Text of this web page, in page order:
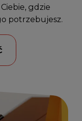
gdzie
potrzebujesz.